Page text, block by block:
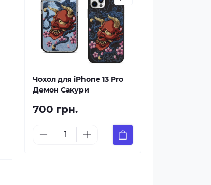
Чохол для iPhone 13 Pro
Демон Сакури
700 грн.